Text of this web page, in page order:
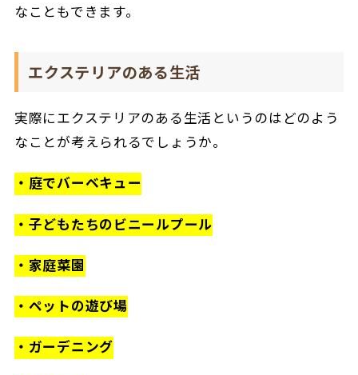
なこともできます。
エクステリアのある生活
実際にエクステリアのある生活というのはどのよう
なことが考えられるでしょうか。
・庭でバーベキュー
・子どもたちのビニールプール
・家庭菜園
・ペットの遊び場
・ガーデニング